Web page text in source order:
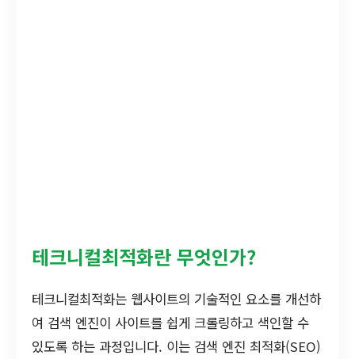
테크니컬최적화란 무엇인가?
테크니컬최적화는 웹사이트의 기술적인 요소를 개선하
여 검색 엔진이 사이트를 쉽게 크롤링하고 색인할 수
있도록 하는 과정입니다. 이는 검색 엔진 최적화(SEO)